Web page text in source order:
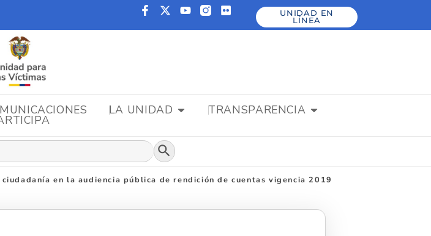
UNIDAD EN
LÍNEA
LA UNIDAD TRANSPARENCIA
Botón de búsqueda
en la audiencia pública de rendición de cuentas vigencia 2019